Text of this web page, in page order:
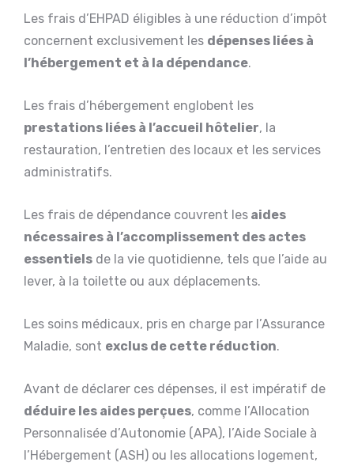
Les frais d’EHPAD éligibles à une réduction d’impôt
concernent exclusivement les dépenses liées à
l’hébergement et à la dépendance.
Les frais d’hébergement englobent les
prestations liées à l’accueil hôtelier, la
restauration, l’entretien des locaux et les services
administratifs.
Les frais de dépendance couvrent les aides
nécessaires à l’accomplissement des actes
essentiels de la vie quotidienne, tels que l’aide au
lever, à la toilette ou aux déplacements.
Les soins médicaux, pris en charge par l’Assurance
Maladie, sont exclus de cette réduction.
Avant de déclarer ces dépenses, il est impératif de
déduire les aides perçues, comme l’Allocation
Personnalisée d’Autonomie (APA), l’Aide Sociale à
l’Hébergement (ASH) ou les allocations logement,